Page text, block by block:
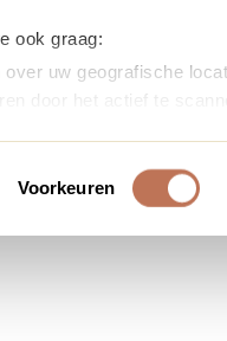
ook graag:
uw geografische
door het actief te
Voorkeuren